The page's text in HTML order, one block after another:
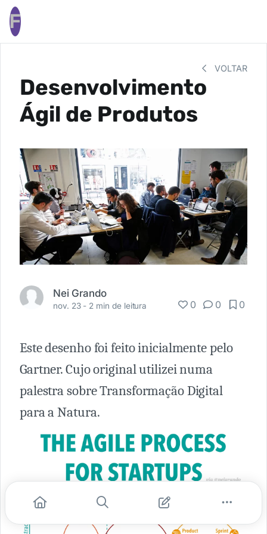
F
VOLTAR
Desenvolvimento
Ágil de Produtos
Nei Grando
nov. 23 - 2 min de leitura 0 0 0
Este desenho foi feito inicialmente pelo
Gartner. Cujo original utilizei numa
palestra sobre Transformação Digital
para a Natura.